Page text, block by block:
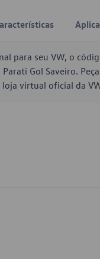
para seu VW, o
Gol Saveiro.
loja virtual oficial da